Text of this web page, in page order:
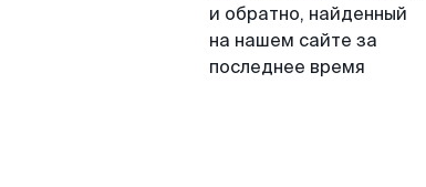
и обратно, найденный
на нашем сайте за
последнее время